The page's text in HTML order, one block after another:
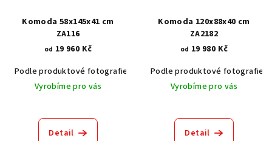
Komoda 58x145x41 cm
ZA116
od 19 960 Kč
Podle produktové fotografie
Akát vintage BT1551
Dub světlý
Vyrobíme pro vás
Detail
Komoda 120x88x40 cm
ZA2182
od 19 980 Kč
Podle produktové fotografie
Vyrobíme pro vás
Detail